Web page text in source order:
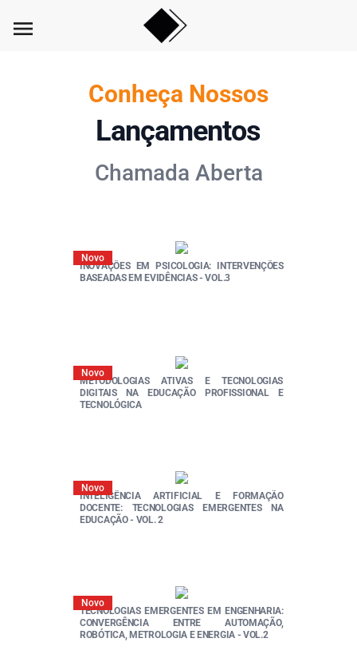
menu
Conheça Nossos
Lançamentos
Chamada Aberta
Novo
INOVAÇÕES EM PSICOLOGIA: INTERVENÇÕES
BASEADAS EM EVIDÊNCIAS - VOL.3
Novo
METODOLOGIAS ATIVAS E TECNOLOGIAS
DIGITAIS NA EDUCAÇÃO PROFISSIONAL E
TECNOLÓGICA
Novo
INTELIGÊNCIA ARTIFICIAL E FORMAÇÃO
DOCENTE: TECNOLOGIAS EMERGENTES NA
EDUCAÇÃO - VOL. 2
Novo
TECNOLOGIAS EMERGENTES EM ENGENHARIA:
CONVERGÊNCIA ENTRE AUTOMAÇÃO,
ROBÓTICA, METROLOGIA E ENERGIA - VOL.2